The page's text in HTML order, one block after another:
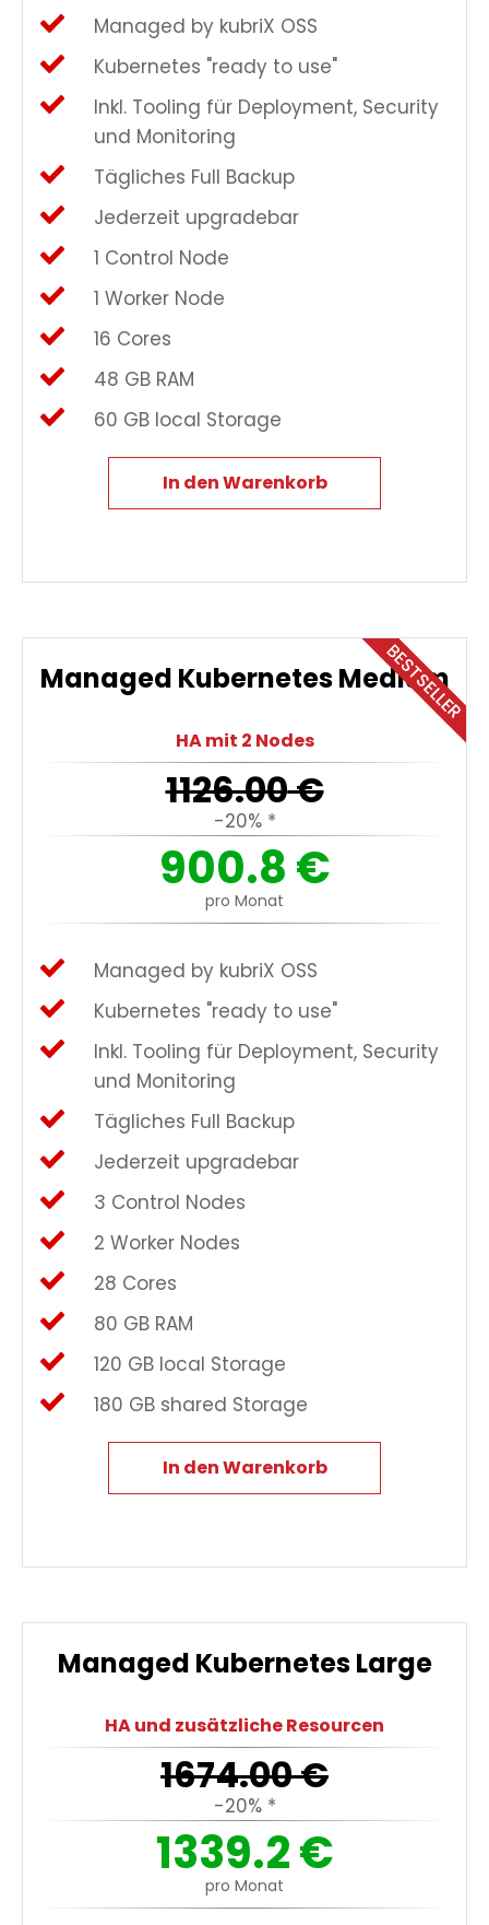
Managed by kubriX OSS
Kubernetes "ready to use"
Inkl. Tooling für Deployment, Security
und Monitoring
Tägliches Full Backup
Jederzeit upgradebar
1 Control Node
1 Worker Node
16 Cores
48 GB RAM
60 GB local Storage
In den Warenkorb
BESTSELLER
Managed Kubernetes Medium
HA mit 2 Nodes
1126.00€
-20% *
900.8€
pro Monat
Managed by kubriX OSS
Kubernetes "ready to use"
Inkl. Tooling für Deployment, Security
und Monitoring
Tägliches Full Backup
Jederzeit upgradebar
3 Control Nodes
2 Worker Nodes
28 Cores
80 GB RAM
120 GB local Storage
180 GB shared Storage
In den Warenkorb
Managed Kubernetes Large
HA und zusätzliche Resourcen
1674.00€
-20% *
1339.2€
pro Monat